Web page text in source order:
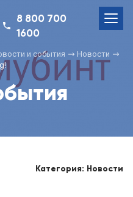
8 800 700
1600
и события
Новости
Категория: Новости